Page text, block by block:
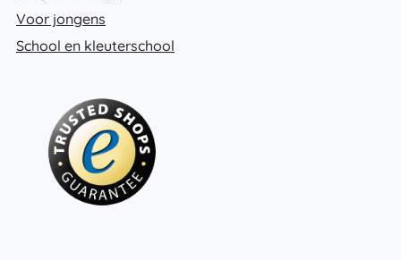
Voor jongens
School en kleuterschool